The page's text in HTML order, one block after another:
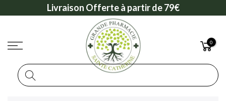
Livraison Offerte à partir de 79€
0